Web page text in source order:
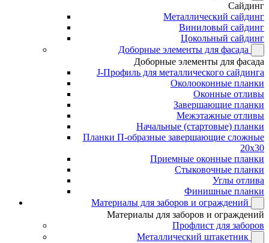
Сайдинг
Металлический сайдинг
Виниловый сайдинг
Цокольный сайдинг
Доборные элементы для фасада
Доборные элементы для фасада
J-Профиль для металлического сайдинга
Околооконные планки
Оконные отливы
Завершающие планки
Межэтажные отливы
Начальные (стартовые) планки
Планки П-образные завершающие сложные
20x30
Приемные оконные планки
Стыковочные планки
Углы отлива
Финишные планки
Материалы для заборов и ограждений
Материалы для заборов и ограждений
Профлист для заборов
Металлический штакетник